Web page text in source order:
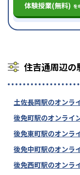
体験授業(無料) を
住吉通周辺の
土佐長岡駅のオンラ
後免町駅のオンライ
後免東町駅のオンラ
後免中町駅のオンラ
後免西町駅のオンラ